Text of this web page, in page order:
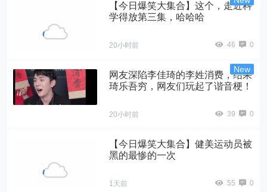
【今日爆笑大集合】这个，走近科
学得放第三集，哈哈哈
20小时前 46 0
网友深陷李佳琦的李姓消费，结果
琦乐吾穷，网友们玩起了谐音梗！
20小时前 39 0
【今日爆笑大集合】​健美运动员被
黑的最惨的一次
1天前 55 0